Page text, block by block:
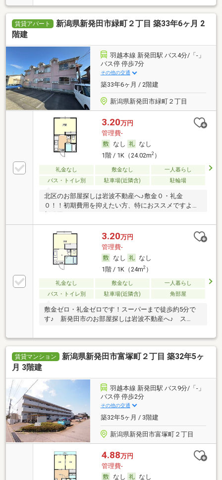
賃貸アパート
新潟県新発田市緑町２丁目 築33年6ヶ月 2
階建
羽越本線 新発田駅 バス4分/「-」
バス停 停歩7分
その他の交通
築33年6ヶ月 / 2階建
新潟県新発田市緑町２丁目
3.20万円
管理費-
なし
なし
1階 / 1K（24.02m2）
礼金なし 敷金なし
一人暮らし
バス・トイレ別
駐車場(近隣含) 駐輪場
北区のお部屋探しは岩波不動産へ♪敷金０・礼金
０！！初期費用を抑えたい方、特におススメですよ☆
新発田…
3.20万円
管理費-
なし
なし
1階 / 1K（24m2）
礼金なし 敷金なし
一人暮らし
バス・トイレ別
駐車場(近隣含) 角部屋
敷金ゼロ・礼金ゼロです！スーパーまで徒歩約5分で
す♪ 新発田市のお部屋探しは岩波不動産へ♪ ス…
賃貸マンション
新潟県新発田市富塚町２丁目 築32年5ヶ
月 3階建
羽越本線 新発田駅 バス9分/「-」
バス停 停歩2分
その他の交通
築32年5ヶ月 / 3階建
新潟県新発田市富塚町２丁目
4.88万円
管理費-
なし
なし